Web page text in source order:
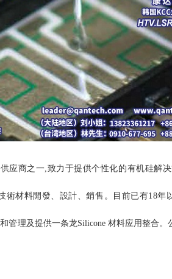
应商之一,致力于提供个性化的有机硅解
材料開發、設計、銷售。目前已有18
管理及提供一条龙Silicone 材料应用整合